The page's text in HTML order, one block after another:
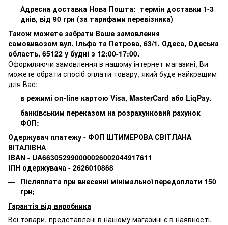
Адресна доставка Нова Пошта: термін доставки 1-3
днів, від 90 грн (за тарифами перевізника)
Також можете забрати Ваше замовлення
самовивозом вул. Ільфа та Петрова, 63/1, Одеса, Одеська
область, 65122 у будні з 12:00-17:00.
Оформляючи замовлення в нашому інтернет-магазині, Ви
можете обрати спосіб оплати товару, який буде найкращим
для Вас:
в режимі on-line картою Visa, MasterCard або LiqPay.
банківським переказом на розрахунковий рахунок
ФОП:
Одержувач платежу - ФОП ШТИМЕРОВА СВІТЛАНА
ВІТАЛІВНА
IBAN - UA663052990000026002044917611
ІПН одержувача - 2626010868
Післяплата при внесенні мінімальної передоплати 150
грн;
Гарантія від виробника
Всі товари, представлені в нашому магазині є в наявності,